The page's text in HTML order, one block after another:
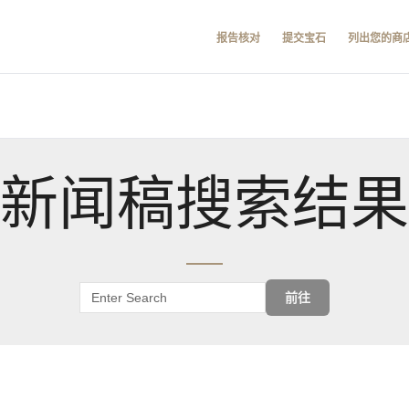
报告核对 提交宝石 列出您的商
新闻稿搜索结果
前往